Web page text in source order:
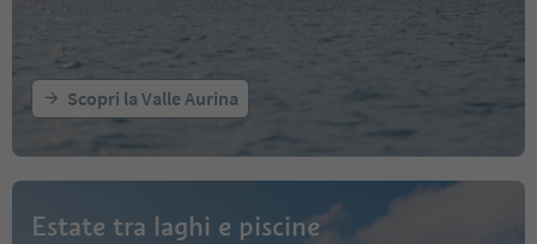
Scopri la Valle Aurina
Estate tra laghi e piscine